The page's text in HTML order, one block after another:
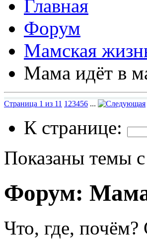
Форум
Мамская
Мама идёт в
Страница 1 из 11 1 23456 ...
К странице:
Показаны темы
Форум: Мама
Что, где, почём?